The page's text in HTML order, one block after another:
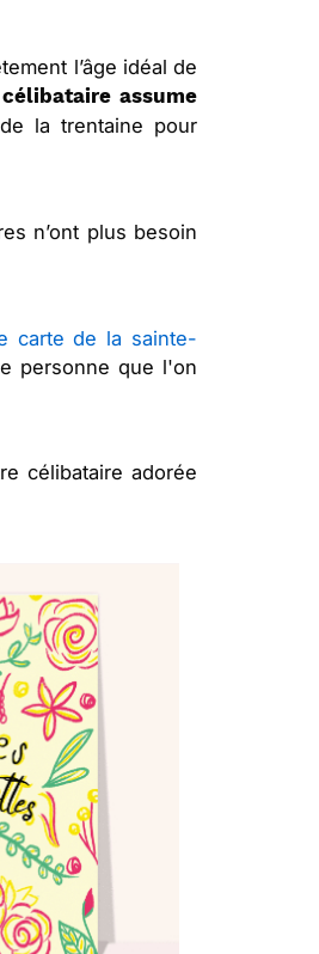
l’âge idéal de
assume
la trentaine pour
n’ont plus besoin
carte de la sainte-
personne que l'on
célibataire adorée